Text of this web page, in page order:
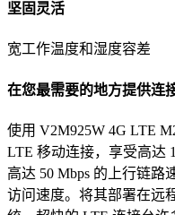
坚固灵活
宽工作温度和湿度容差
在您最需要的地方提供连
使用 V2M925W 4G LTE
LTE 移动连接，享受高达
高达 50 Mbps 的上行链路
访问速度。将其部署在远